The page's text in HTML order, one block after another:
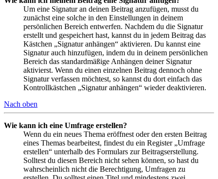
Um eine Signatur an deinen Beitrag anzufügen, musst du
zunächst eine solche in den Einstellungen in deinem
persönlichen Bereich entwerfen. Nachdem du die Signatur
erstellt und gespeichert hast, kannst du in jedem Beitrag das
Kästchen „Signatur anhängen“ aktivieren. Du kannst eine
Signatur auch hinzufügen, indem du in deinem persönlichen
Bereich das standardmäßige Anhängen deiner Signatur
aktivierst. Wenn du einen einzelnen Beitrag dennoch ohne
Signatur verfassen möchtest, so kannst du dort einfach das
Kontrollkästchen „Signatur anhängen“ wieder deaktivieren.
Nach oben
Wie kann ich eine Umfrage erstellen?
Wenn du ein neues Thema eröffnest oder den ersten Beitrag
eines Themas bearbeitest, findest du ein Register „Umfrage
erstellen“ unterhalb des Formulars zur Beitragserstellung.
Solltest du diesen Bereich nicht sehen können, so hast du
wahrscheinlich nicht die Berechtigung, Umfragen zu